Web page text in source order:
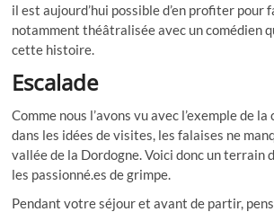
il est aujourd’hui possible d’en profiter pour
notamment théâtralisée avec un comédien
cette histoire.
Escalade
Comme nous l’avons vu avec l’exemple de
dans les idées de visites, les falaises ne
vallée de la Dordogne. Voici donc un terrain
les passionné.es de grimpe.
Pendant votre séjour et avant de partir,